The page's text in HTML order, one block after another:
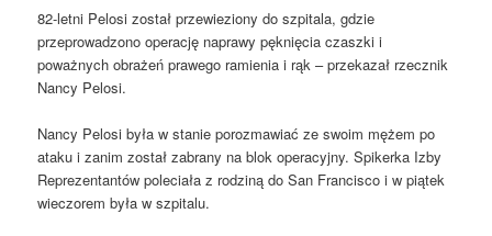
82-letni Pelosi został przewieziony do szpitala, gdzie
przeprowadzono operację naprawy pęknięcia czaszki i
poważnych obrażeń prawego ramienia i rąk – przekazał rzecznik
Nancy Pelosi.
Nancy Pelosi była w stanie porozmawiać ze swoim mężem po
ataku i zanim został zabrany na blok operacyjny. Spikerka Izby
Reprezentantów poleciała z rodziną do San Francisco i w piątek
wieczorem była w szpitalu.